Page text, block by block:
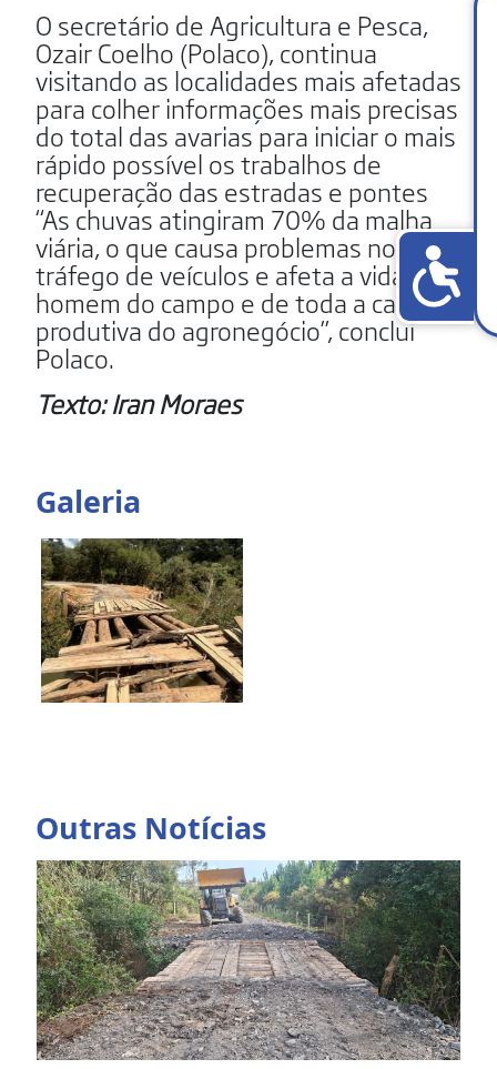
O secretário de Agricultura e Pesca,
Ozair Coelho (Polaco), continua
visitando as localidades mais afetadas
para colher informações mais precisas
do total das avarias para iniciar o mais
rápido possível os trabalhos de
recuperação das estradas e pontes
“As chuvas atingiram 70% da malha
viária, o que causa problemas no
tráfego de veículos e afeta a vida do
homem do campo e de toda a cadeia
produtiva do agronegócio”, conclui
Polaco.
Texto: Iran Moraes
Galeria
Outras Notícias